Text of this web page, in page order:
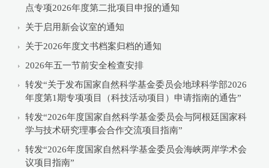
点专项2026年度第二批项目申报的通知
关于启用新会议室的通知
关于2026年度文书档案归档的通知
2026年五一节前安全检查安排
转发“关于发布国家自然科学基金委员会地球科学部2026
年度第1期专项项目（科技活动项目）申请指南的通告”
转发“2026年度国家自然科学基金委员会与阿根廷国家科
学与技术研究理事会合作交流项目指南”
转发“2026年度国家自然科学基金委员会海峡两岸学术会
议项目指南”